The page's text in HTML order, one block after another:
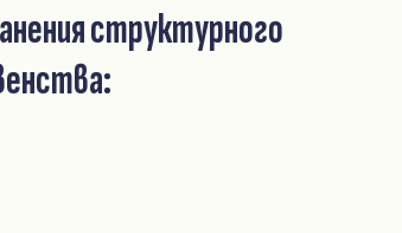
структурного